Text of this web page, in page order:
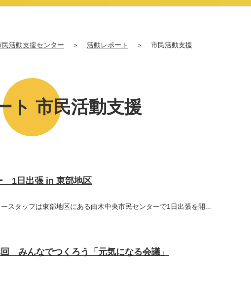
民活動支援センター ＞ 活動レポート ＞ 市民活動支援
ト 市民活動支援
1日出張 in 東部地区
スタッフは東部地区にある由木中央市民センターで1日出張を開...
みんなでつくろう「元気になる会議」